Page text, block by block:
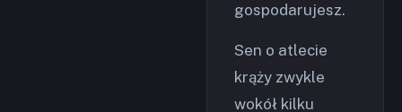
gospodarujesz.
Sen o atlecie
krąży zwykle
wokół kilku